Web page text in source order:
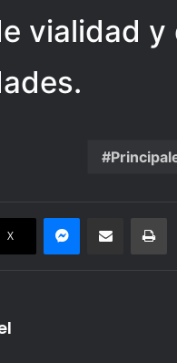
vialidad
X
Messenger
Share via Email